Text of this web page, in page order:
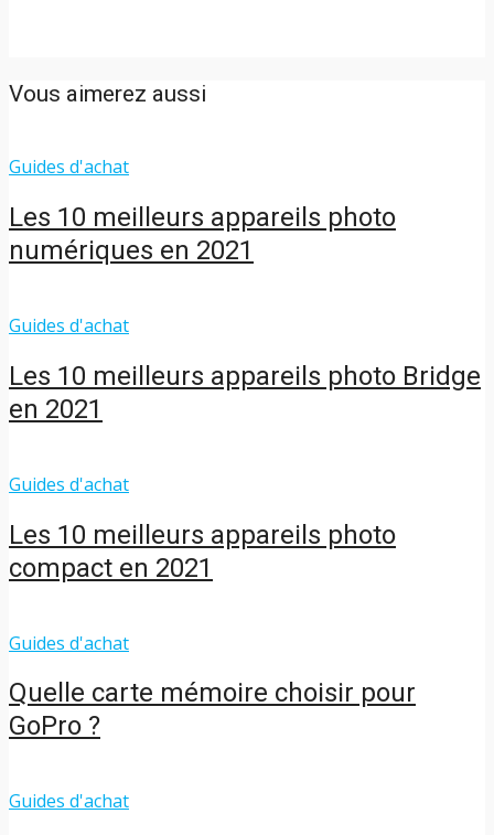
Vous aimerez aussi
Guides d'achat
Les 10 meilleurs appareils photo
numériques en 2021
Guides d'achat
Les 10 meilleurs appareils photo Bridge
en 2021
Guides d'achat
Les 10 meilleurs appareils photo
compact en 2021
Guides d'achat
Quelle carte mémoire choisir pour
GoPro ?
Guides d'achat